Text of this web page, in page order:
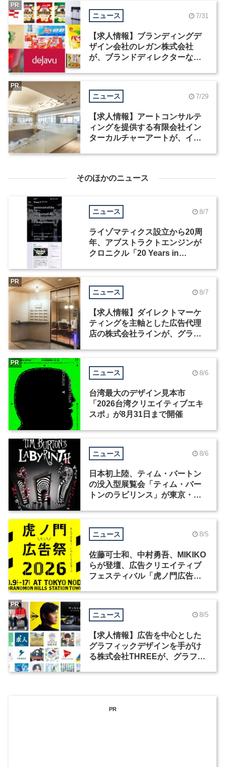
ニュース 7/31
【求人情報】ブランディングデ
ザイン会社のレガン株式会社
が、ブランドディレクターなど3
PR
ニュース 7/29
【求人情報】アートコンサルテ
ィングを提供する有限会社イン
ターカルチャーアートが、イン
PR
そのほかのニュース
ニュース 8/7
ライゾマティクス設立から20周
年、アブストラクトエンジンが
クロニクル「20 Years in
ニュース 8/7
【求人情報】ダイレクトマーケ
ティングを主軸とした広告代理
店の株式会社ラインが、グラフ
PR
ニュース 8/6
台湾最大のデザイン見本市
「2026台湾クリエイティブエキ
スポ」が8月31日まで開催
PR
ニュース 8/6
日本初上陸、ティム・バートン
の没入型展覧会「ティム・バー
トンのラビリンス」が東京・豊
ニュース 8/5
佐藤可士和、中村勇吾、MIKIKO
らが登壇、広告クリエイティブ
フェスティバル「虎ノ門広告
ニュース 8/5
【求人情報】広告を中心とした
グラフィックデザインを手がけ
る株式会社THREEが、グラフィ
PR
PR